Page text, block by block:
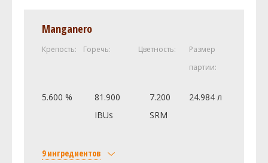
Manganero
Крепость: Горечь: Цветность:
Размер
партии:
5.600 %
81.900
IBUs
7.200
SRM
24.984 л
9 ингредиентов